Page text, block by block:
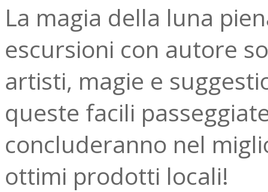
La magia della luna
escursioni con autore
artisti, magie e
queste facili
concluderanno nel
ottimi prodotti locali!